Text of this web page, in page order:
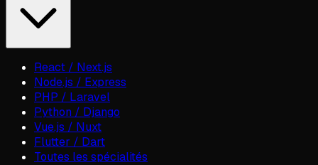
React / Next.js
Node.js / Express
PHP / Laravel
Python / Django
Vue.js / Nuxt
Flutter / Dart
Toutes les spécialités